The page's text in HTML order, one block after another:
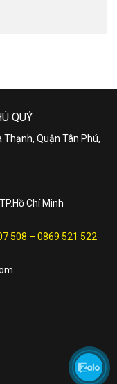
QUÝ
Quận Tân Phú,
Chí Minh
508 – 0869 521 522